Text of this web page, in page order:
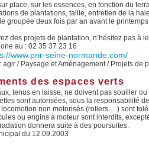
place, sur les essences, en fonction du
de plantations, taille, entretien de la
groupée deux fois par an avant le
des projets de plantation, n’hésitez pas à
au : 02 35 37 23 16
www.pnr-seine-normande.com/
agir / Paysage et Aménagement / Projets de
des espaces verts
tenus en laisse, ne doivent pas souiller
sont autorisées, sous la responsabilité
non motorisés (rollers….) sont
ou engins à moteur sont interdits,
donnera suite à des poursuites.
du 12.09.2003